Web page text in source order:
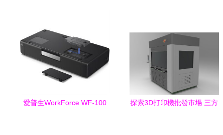
愛普生WorkForce WF-100
探索3D打印機批發市場 三方